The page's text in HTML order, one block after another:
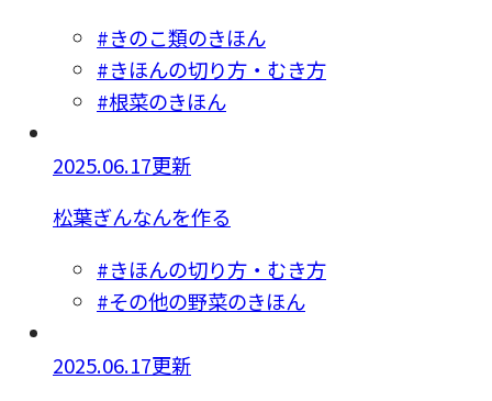
#きのこ類のきほん
#きほんの切り方・むき方
#根菜のきほん
2025.06.17更新
松葉ぎんなんを作る
#きほんの切り方・むき方
#その他の野菜のきほん
2025.06.17更新